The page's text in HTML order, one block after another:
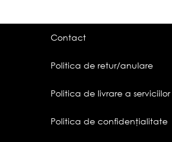
Contact
Politica de retur/anulare
Politica de livrare a serviciilor
Politica de confidenţialitate